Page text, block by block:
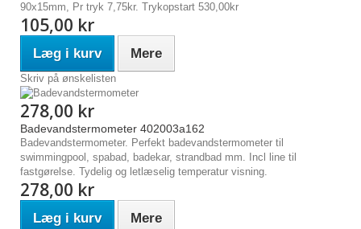
90x15mm, Pr tryk 7,75kr. Trykopstart 530,00kr
105,00 kr
Læg i kurv Mere
Skriv på ønskelisten
278,00 kr
Badevandstermometer 402003a162
Badevandstermometer. Perfekt badevandstermometer til
swimmingpool, spabad, badekar, strandbad mm. Incl line til
fastgørelse. Tydelig og letlæselig temperatur visning.
278,00 kr
Læg i kurv Mere